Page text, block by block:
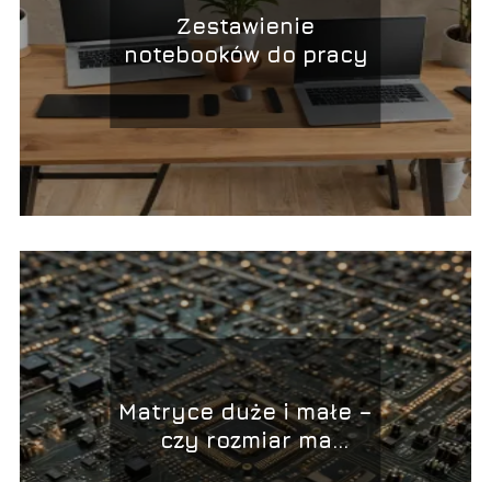
Zestawienie
notebooków do pracy
Matryce duże i małe –
czy rozmiar ma
znaczenie?